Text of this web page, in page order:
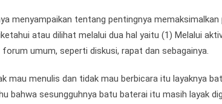
menyampaikan tentang pentingnya
atau dilihat melalui dua hal yaitu (1) Melalui
umum, seperti diskusi, rapat dan sebagainya.
mau menulis dan tidak mau berbicara itu layaknya
bahwa sesungguhnya batu baterai itu masih layak